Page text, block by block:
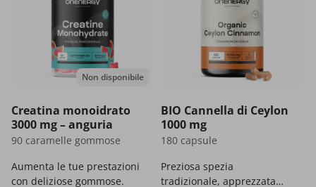
Non disponibile
Creatina monoidrato
3000 mg – anguria
90 caramelle gommose
Aumenta le tue prestazioni
con deliziose gommose.
BIO Cannella di Ceylon
1000 mg
180 capsule
Preziosa spezia
tradizionale, apprezzata